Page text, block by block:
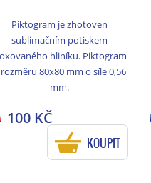
Piktogram je zhotoven
sublimačním potiskem
hliníku. Piktogram
80x80 mm o síle 0,56
mm.
100 KČ
KOUPIT